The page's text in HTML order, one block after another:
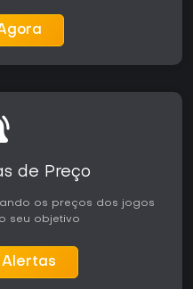
problemas técnicos.
atualizado, com
uma experiência tática
em vez de ação arcade
uma campanha sólida,
coordenação e
é simples e a
entusiastas do gênero
de acabamento
de atualizações oficiais.
de Preço
os preços dos jogos
seu objetivo
Alertas